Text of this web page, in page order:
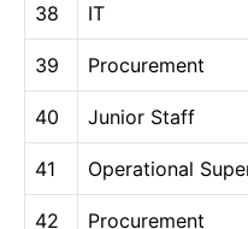
38 IT
39 Procurement
40 Junior Staff
41 Operational
42 Procurement